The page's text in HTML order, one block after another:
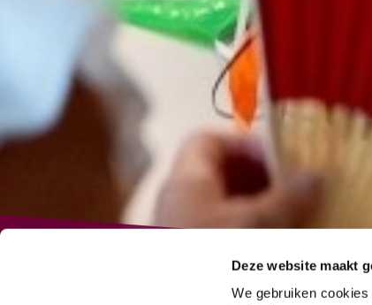
Deze website maakt
We gebruiken